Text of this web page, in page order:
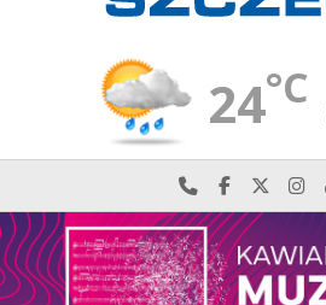
24°C
Najlepiej po
Odwiedź